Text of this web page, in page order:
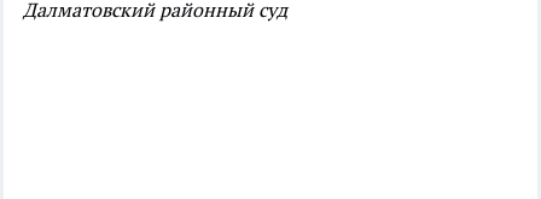
Далматовский районный суд